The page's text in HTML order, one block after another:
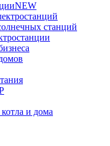
NEW
станций
и дома